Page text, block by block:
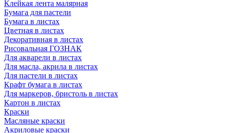
Клейкая лента малярная
Бумага для пастели
Бумага в листах
Цветная в листах
Декоративная в листах
Рисовальная ГОЗНАК
Для акварели в листах
Для масла, акрила в листах
Для пастели в листах
Крафт бумага в листах
Для маркеров, бристоль в листах
Картон в листах
Краски
Масляные краски
Акриловые краски